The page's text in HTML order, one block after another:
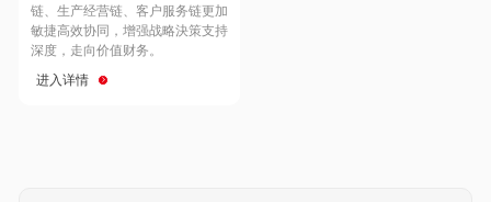
Hong Kong
链、生产经营链、客户服务链更加
敏捷高效协同，增强战略決策支持
深度，走向价值财务。
进入详情